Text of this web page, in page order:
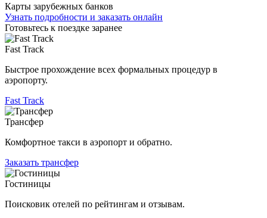
Карты зарубежных банков
Узнать подробности и заказать онлайн
Готовьтесь к поездке заранее
Fast Track
Быстрое прохождение всех формальных процедур в
аэропорту.
Fast Track
Трансфер
Комфортное такси в аэропорт и обратно.
Заказать трансфер
Гостиницы
Поисковик отелей по рейтингам и отзывам.